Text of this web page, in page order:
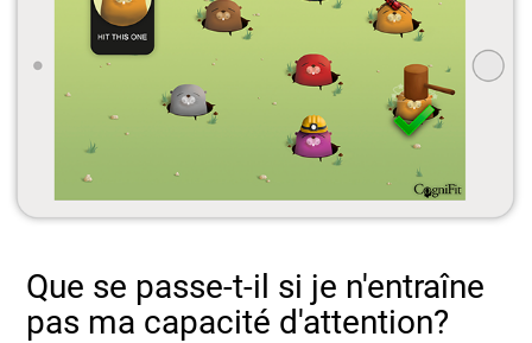
Que se passe-t-il si je n'entraîne
pas ma capacité d'attention?